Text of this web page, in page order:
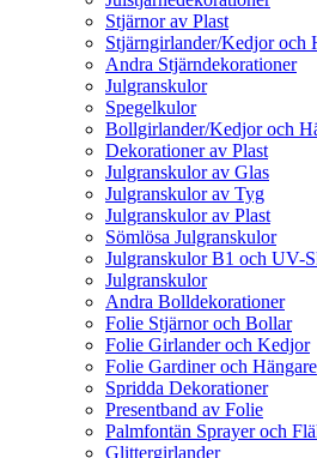
Stjärnor av Plast
Stjärngirlander/Kedjor och
Andra Stjärndekorationer
Julgranskulor
Spegelkulor
Bollgirlander/Kedjor och
Dekorationer av Plast
Julgranskulor av Glas
Julgranskulor av Tyg
Julgranskulor av Plast
Sömlösa Julgranskulor
Julgranskulor B1 och UV-
Julgranskulor
Andra Bolldekorationer
Folie Stjärnor och Bollar
Folie Girlander och Kedjor
Folie Gardiner och Hängare
Spridda Dekorationer
Presentband av Folie
Palmfontän Sprayer och
Glittergirlander